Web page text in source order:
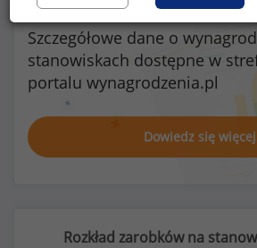
Szczegółowe dane o
stanowiskach dostępne w
portalu wynagrodzenia.pl
Dowiedz się więcej
Rozkład zarobków na